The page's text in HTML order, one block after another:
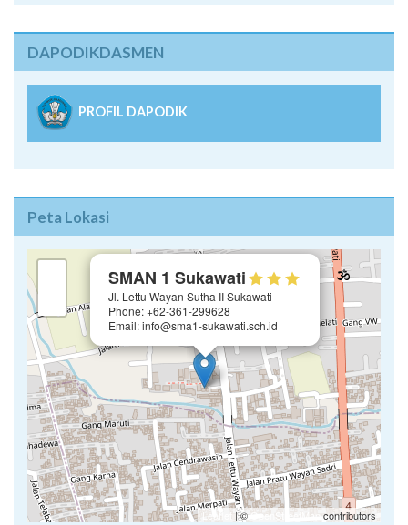
DAPODIKDASMEN
PROFIL DAPODIK
Peta Lokasi
SMAN 1 Sukawati
Jl. Lettu Wayan Sutha II Sukawati
Phone: +62-361-299628
Email: info@sma1-sukawati.sch.id
Leaflet | ©OpenStreetMap contributors